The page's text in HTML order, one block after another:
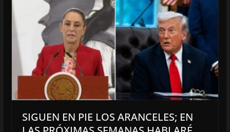
SIGUEN EN PIE LOS ARANCELES; EN